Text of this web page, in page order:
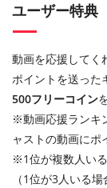
ユーザー特典
動画を応援してく
ポイントを送った
500フリーコイン
※動画応援ランキ
ャストの動画にポ
※1位が複数人い
（1位が3人いる